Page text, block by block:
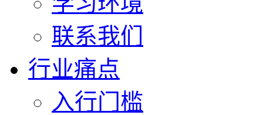
联系我们
行业痛点
入行门槛